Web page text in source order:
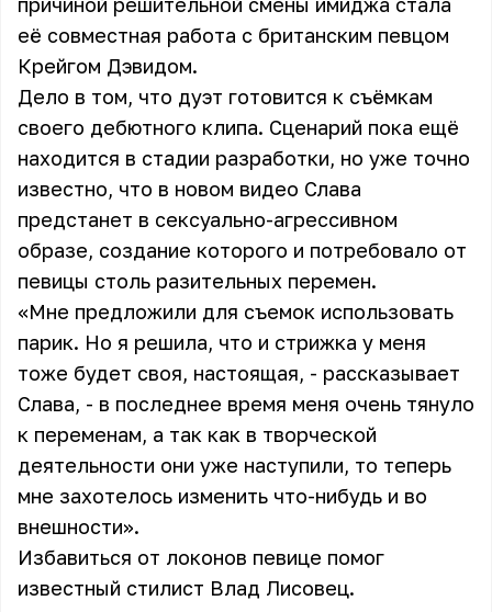
её совместная работа с британским певцом
Крейгом Дэвидом.
Дело в том, что дуэт готовится к съёмкам
своего дебютного клипа. Сценарий пока ещё
находится в стадии разработки, но уже точно
известно, что в новом видео Слава
предстанет в сексуально-агрессивном
образе, создание которого и потребовало от
певицы столь разительных перемен.
«Мне предложили для съемок использовать
парик. Но я решила, что и стрижка у меня
тоже будет своя, настоящая, - рассказывает
Слава, - в последнее время меня очень тянуло
к переменам, а так как в творческой
деятельности они уже наступили, то теперь
мне захотелось изменить что-нибудь и во
внешности».
Избавиться от локонов певице помог
известный стилист Влад Лисовец.